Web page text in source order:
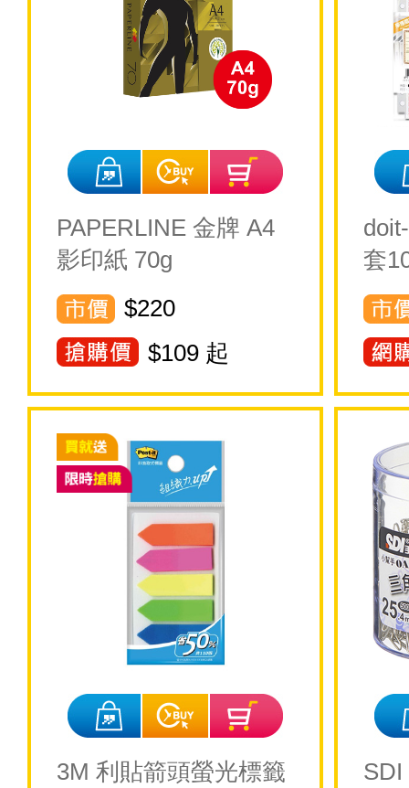
PAPERLINE 金牌 A4
影印紙 70g
$220
$109 起
套
3M 利貼箭頭螢光標籤